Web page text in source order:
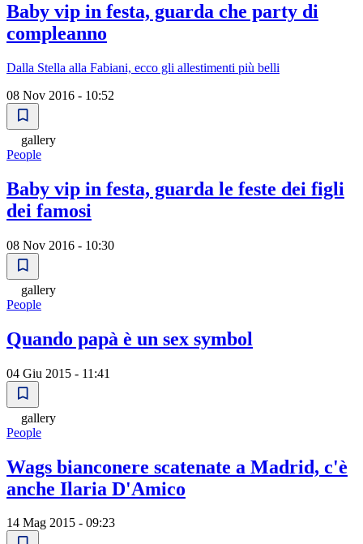
Baby vip in festa, guarda che party di
compleanno
Dalla Stella alla Fabiani, ecco gli allestimenti più belli
08 Nov 2016 - 10:52
gallery
People
Baby vip in festa, guarda le feste dei figli
dei famosi
08 Nov 2016 - 10:30
gallery
People
Quando papà è un sex symbol
04 Giu 2015 - 11:41
gallery
People
Wags bianconere scatenate a Madrid, c'è
anche Ilaria D'Amico
14 Mag 2015 - 09:23